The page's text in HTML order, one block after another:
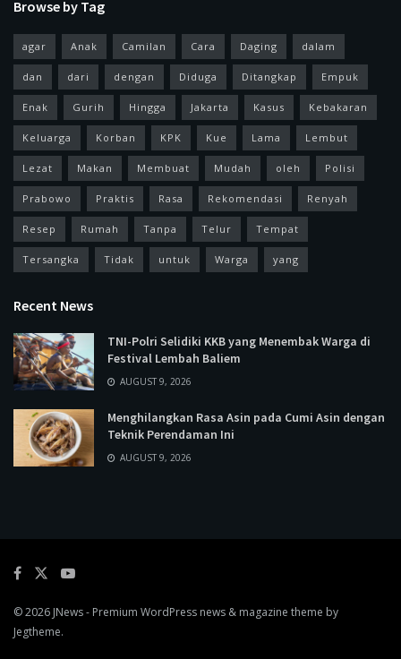
Browse by Tag
agar Anak Camilan Cara Daging dalam
dan dari dengan Diduga Ditangkap Empuk
Enak Gurih Hingga Jakarta Kasus Kebakaran
Keluarga Korban KPK Kue Lama Lembut
Lezat Makan Membuat Mudah oleh Polisi
Prabowo Praktis Rasa Rekomendasi Renyah
Resep Rumah Tanpa Telur Tempat
Tersangka Tidak untuk Warga yang
Recent News
TNI-Polri Selidiki KKB yang Menembak Warga di
Festival Lembah Baliem
AUGUST 9, 2026
Menghilangkan Rasa Asin pada Cumi Asin dengan
Teknik Perendaman Ini
AUGUST 9, 2026
© 2026 JNews- Premium WordPress news & magazine theme by
Jegtheme.